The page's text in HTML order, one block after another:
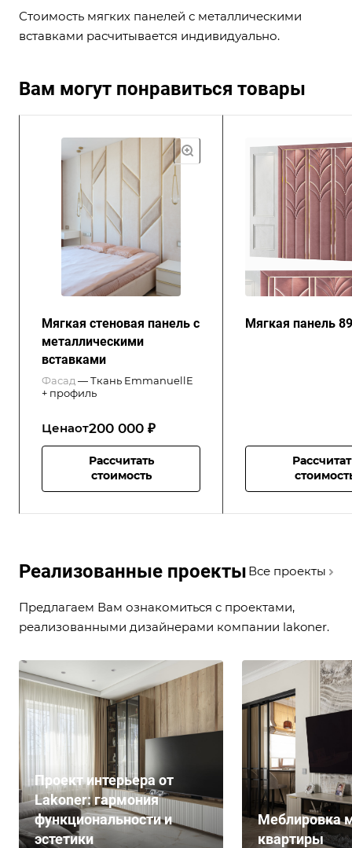
Стоимость мягких панелей с металлическими
вставками расчитывается индивидуально.
Вам могут понравиться товары
Мягкая стеновая панель с
металлическими
вставками
Фасад —Ткань EmmanuellE
+ профиль
Ценаот200 000 ₽
Рассчитать
стоимость
Мягкая панель 89
Реализованные проекты Все проекты
Предлагаем Вам ознакомиться с проектами,
реализованными дизайнерами компании lakoner.
Проект интерьера от
Lakoner: гармония
функциональности и
эстетики
Меблировка
квартиры